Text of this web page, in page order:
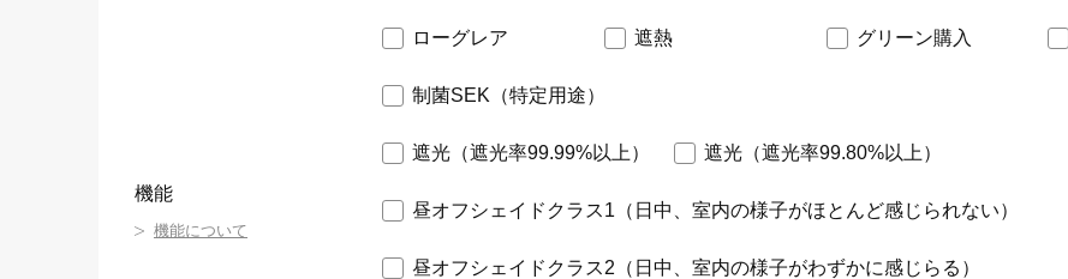
機能
機能について
ローグレア 遮熱 グリーン購入
制菌SEK（特定用途）
遮光（遮光率99.99%以上） 遮光（遮光率99.80%以上）
昼オフシェイドクラス1（日中、室内の様子がほとんど感じられない）
昼オフシェイドクラス2（日中、室内の様子がわずかに感じらる）